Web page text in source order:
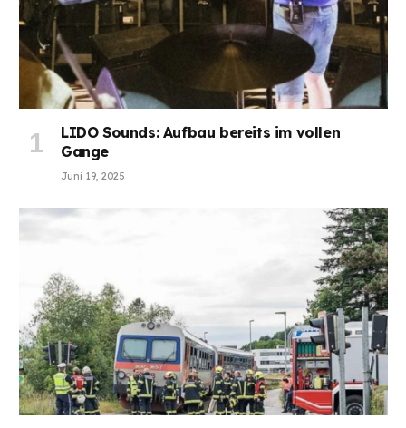
LIDO Sounds: Aufbau bereits im vollen
Gange
Juni 19, 2025